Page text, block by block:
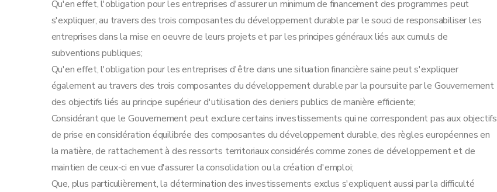
Art.26bis
Section 3
La prime à la qualité
Art. 27
Art. 28
Art. 29
Art. 30
Art. 31
Art. 32
Art. 33
Section 4 La prime aux services de conseil
Art. 34
Qu'en effet, l'obligation pour les entreprises d'assurer un minimum de financement des programmes peut
s'expliquer, au travers des trois composantes du développement durable par le souci de responsabiliser les
entreprises dans la mise en oeuvre de leurs projets et par les principes généraux liés aux cumuls de
subventions publiques;
Qu'en effet, l'obligation pour les entreprises d'être dans une situation financière saine peut s'expliquer
également au travers des trois composantes du développement durable par la poursuite par le Gouvernement
des objectifs liés au principe supérieur d'utilisation des deniers publics de manière efficiente;
Considérant que le Gouvernement peut exclure certains investissements qui ne correspondent pas aux objectifs
de prise en considération équilibrée des composantes du développement durable, des règles européennes en
la matière, de rattachement à des ressorts territoriaux considérés comme zones de développement et de
maintien de ceux-ci en vue d'assurer la consolidation ou la création d'emploi;
Que, plus particulièrement, la détermination des investissements exclus s'expliquent aussi par la difficulté